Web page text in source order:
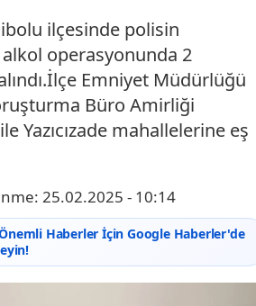
ilçesinde polisin
operasyonunda 2
Emniyet Müdürlüğü
Büro Amirliği
Yazıcızade mahallelerine eş
25.02.2025 - 10:14
Haberler İçin Google Haberler'de